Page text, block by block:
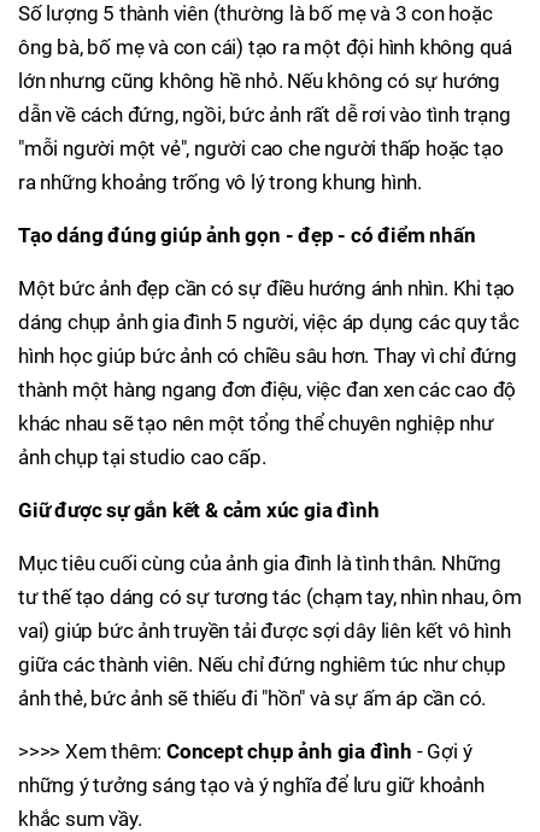
Số lượng 5 thành viên (thường là bố mẹ và 3 con hoặc
ông bà, bố mẹ và con cái) tạo ra một đội hình không quá
lớn nhưng cũng không hề nhỏ. Nếu không có sự hướng
dẫn về cách đứng, ngồi, bức ảnh rất dễ rơi vào tình trạng
"mỗi người một vẻ", người cao che người thấp hoặc tạo
ra những khoảng trống vô lý trong khung hình.
Tạo dáng đúng giúp ảnh gọn - đẹp - có điểm nhấn
Một bức ảnh đẹp cần có sự điều hướng ánh nhìn. Khi tạo
dáng chụp ảnh gia đình 5 người, việc áp dụng các quy tắc
hình học giúp bức ảnh có chiều sâu hơn. Thay vì chỉ đứng
thành một hàng ngang đơn điệu, việc đan xen các cao độ
khác nhau sẽ tạo nên một tổng thể chuyên nghiệp như
ảnh chụp tại studio cao cấp.
Giữ được sự gắn kết & cảm xúc gia đình
Mục tiêu cuối cùng của ảnh gia đình là tình thân. Những
tư thế tạo dáng có sự tương tác (chạm tay, nhìn nhau, ôm
vai) giúp bức ảnh truyền tải được sợi dây liên kết vô hình
giữa các thành viên. Nếu chỉ đứng nghiêm túc như chụp
ảnh thẻ, bức ảnh sẽ thiếu đi "hồn" và sự ấm áp cần có.
>>>> Xem thêm: Concept chụp ảnh gia đình - Gợi ý
những ý tưởng sáng tạo và ý nghĩa để lưu giữ khoảnh
khắc sum vầy.